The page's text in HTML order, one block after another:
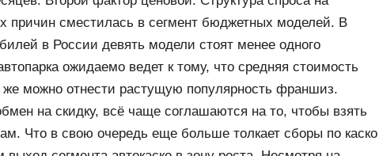
причин сместилась в сегмент бюджетных моделей. В
в России девять модели стоят менее одного
ожидаемо ведет к тому, что средняя стоимость
можно отнести растущую популярность франшиз.
на скидку, всё чаще соглашаются на то, чтобы взять
Что в свою очередь еще больше толкает сборы по каско